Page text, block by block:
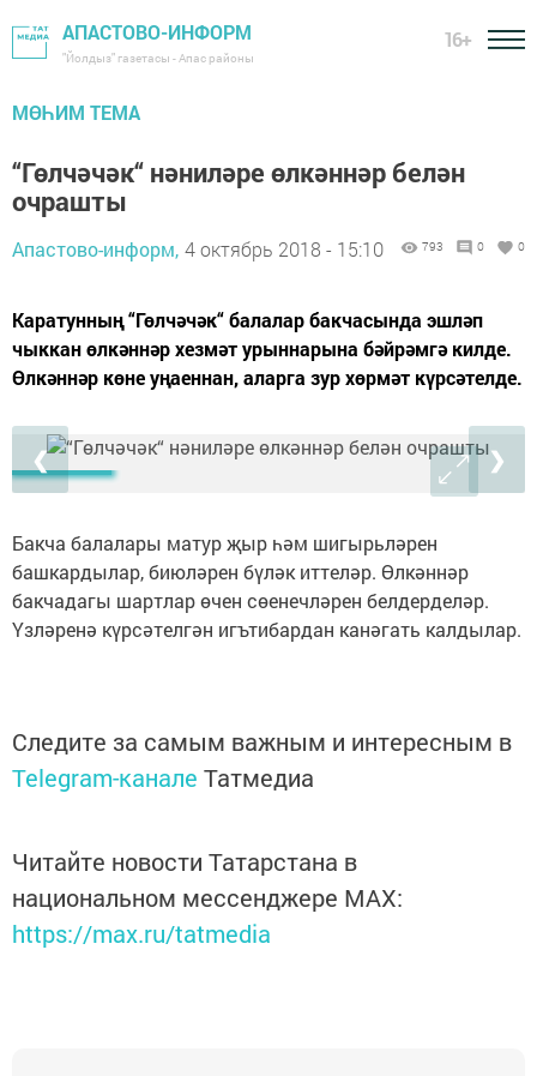
АПАСТОВО-ИНФОРМ
"Йолдыз" газетасы - Апас районы
16+
МӨҺИМ ТЕМА
“Гөлчәчәк“ нәниләре өлкәннәр белән
очрашты
Апастово-информ, 4 октябрь 2018 - 15:10 793 0 0
Каратунның “Гөлчәчәк“ балалар бакчасында эшләп
чыккан өлкәннәр хезмәт урыннарына бәйрәмгә килде.
Өлкәннәр көне уңаеннан, аларга зур хөрмәт күрсәтелде.
❮ ❯
Бакча балалары матур җыр һәм шигырьләрен
башкардылар, биюләрен бүләк иттеләр. Өлкәннәр
бакчадагы шартлар өчен сөенечләрен белдерделәр.
Үзләренә күрсәтелгән игътибардан канәгать калдылар.
Следите за самым важным и интересным в
Telegram-канале Татмедиа
Читайте новости Татарстана в
национальном мессенджере MАХ:
https://max.ru/tatmedia